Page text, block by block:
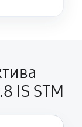
IS STM